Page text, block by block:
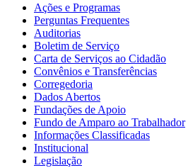
Ações e Programas
Perguntas Frequentes
Auditorias
Boletim de Serviço
Carta de Serviços ao Cidadão
Convênios e Transferências
Corregedoria
Dados Abertos
Fundações de Apoio
Fundo de Amparo ao Trabalhador
Informações Classificadas
Institucional
Legislação